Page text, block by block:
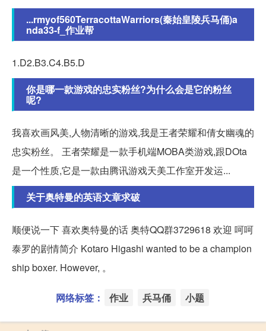
...rmyof560TerracottaWarriors(秦始皇陵兵马俑)a
nda33-f_作业帮
1.D2.B3.C4.B5.D
你是哪一款游戏的忠实粉丝?为什么会是它的粉丝
呢?
我喜欢画风美,人物清晰的游戏,我是王者荣耀和倩女幽魂的
忠实粉丝。 王者荣耀是一款手机端MOBA类游戏,跟DOta
是一个性质,它是一款由腾讯游戏天美工作室开发运...
关于奥特曼的英语文章求破
顺便说一下 喜欢奥特曼的话 奥特QQ群3729618 欢迎 呵呵
泰罗的剧情简介 Kotaro Higashi wanted to be a champion
ship boxer. However, 。
网络标签： 作业 兵马俑 小题